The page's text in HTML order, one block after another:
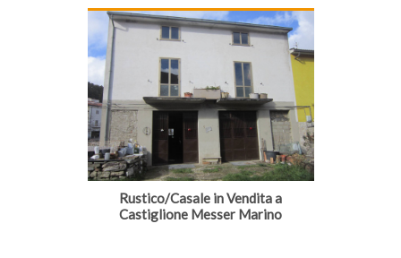
Rustico/Casale in Vendita a
Castiglione Messer Marino